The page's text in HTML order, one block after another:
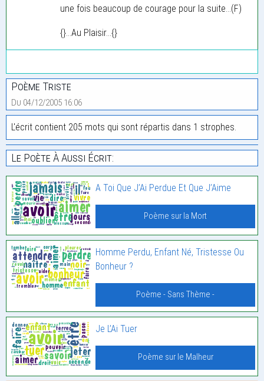
une fois beaucoup de courage pour la suite...(F)
{}...Au Plaisir...{}
Poème Triste
Du 04/12/2005 16:06
L'écrit contient 205 mots qui sont répartis dans 1 strophes.
Le Poète À Aussi Écrit:
A Toi Que J’Ai Perdue Et Que J’Aime
Poème sur la Mort
Homme Perdu, Enfant Né, Tristesse Ou
Bonheur ?
Poème - Sans Thème -
Je L’Ai Tuer
Poème sur le Malheur